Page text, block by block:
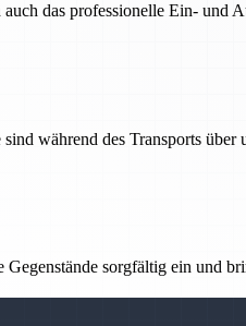
das professionelle Ein- und
während des Transports über
sorgfältig ein und